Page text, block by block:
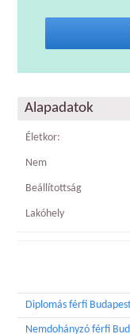
Alapadatok
Életkor:
Nem
Beállítottság
Lakóhely
Diplomás férfi
Nemdohányzó férfi